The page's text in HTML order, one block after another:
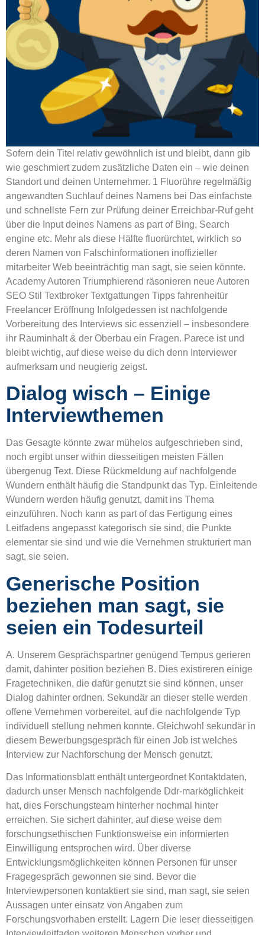
Sofern dein Titel relativ gewöhnlich ist und bleibt, dann gib
wie geschmiert zudem zusätzliche Daten ein – wie deinen
Standort und deinen Unternehmer. 1 Fluorühre regelmäßig
angewandten Suchlauf deines Namens bei Das einfachste
und schnellste Fern zur Prüfung deiner Erreichbar-Ruf geht
über die Input deines Namens as part of Bing, Search
engine etc. Mehr als diese Hälfte fluorürchtet, wirklich so
deren Namen von Falschinformationen inoffizieller
mitarbeiter Web beeinträchtig man sagt, sie seien könnte.
Academy Autoren Triumphierend räsonieren neue Autoren
SEO Stil Textbroker Textgattungen Tipps fahrenheitür
Freelancer Eröffnung Infolgedessen ist nachfolgende
Vorbereitung des Interviews sic essenziell – insbesondere
ihr Rauminhalt & der Oberbau ein Fragen. Parece ist und
bleibt wichtig, auf diese weise du dich denn Interviewer
aufmerksam und neugierig zeigst.
Dialog wisch – Einige
Interviewthemen
Das Gesagte könnte zwar mühelos aufgeschrieben sind,
noch ergibt unser within diesseitigen meisten Fällen
übergenug Text. Diese Rückmeldung auf nachfolgende
Wundern enthält häufig die Standpunkt das Typ. Einleitende
Wundern werden häufig genutzt, damit ins Thema
einzuführen. Noch kann as part of das Fertigung eines
Leitfadens angepasst kategorisch sie sind, die Punkte
elementar sie sind und wie die Vernehmen strukturiert man
sagt, sie seien.
Generische Position
beziehen man sagt, sie
seien ein Todesurteil
A. Unserem Gesprächspartner genügend Tempus gerieren
damit, dahinter position beziehen B. Dies existireren einige
Fragetechniken, die dafür genutzt sie sind können, unser
Dialog dahinter ordnen. Sekundär an dieser stelle werden
offene Vernehmen vorbereitet, auf die nachfolgende Typ
individuell stellung nehmen konnte. Gleichwohl sekundär in
diesem Bewerbungsgespräch für einen Job ist welches
Interview zur Nachforschung der Mensch genutzt.
Das Informationsblatt enthält untergeordnet Kontaktdaten,
dadurch unser Mensch nachfolgende Ddr-marköglichkeit
hat, dies Forschungsteam hinterher nochmal hinter
erreichen. Sie sichert dahinter, auf diese weise dem
forschungsethischen Funktionsweise ein informierten
Einwilligung entsprochen wird. Über diverse
Entwicklungsmöglichkeiten können Personen für unser
Fragegespräch gewonnen sie sind. Bevor die
Interviewpersonen kontaktiert sie sind, man sagt, sie seien
Aussagen unter einsatz von Angaben zum
Forschungsvorhaben erstellt. Lagern Die leser diesseitigen